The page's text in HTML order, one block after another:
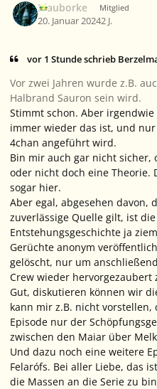
Blauborke Mitglied
20. Januar 20242 J.
vor 1 Stunde schrieb
Vor zwei Jahren wurde z.B.
Halbrand Sauron sein wird.
Stimmt schon. Aber
immer wieder das ist, und
4chan angeführt wird.
Bin mir auch gar nicht sicher,
oder nicht doch eine Theorie.
sogar hier.
Aber egal, abgesehen davon,
zuverlässige Quelle gilt, ist
Entstehungsgeschichte ja
Gerüchte anonym
gelöscht, nur um
Crew wieder hervorgezaubert
Gut, diskutieren können wir
kann mir z.B. nicht vorstellen,
Episode nur der
zwischen den Maiar über
Und dazu noch eine weitere
Felarófs. Bei aller Liebe, das
die Massen an die Serie zu